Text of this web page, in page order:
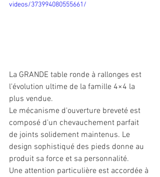
videos/373994080555661/
La GRANDE table ronde à rallonges est
l'évolution ultime de la famille 4×4 la
plus vendue.
Le mécanisme d'ouverture breveté est
composé d'un chevauchement parfait
de joints solidement maintenus. Le
design sophistiqué des pieds donne au
produit sa force et sa personnalité.
Une attention particulière est accordée à